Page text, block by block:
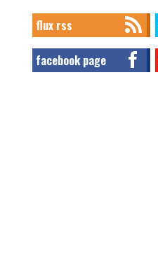
flux rss
facebook page